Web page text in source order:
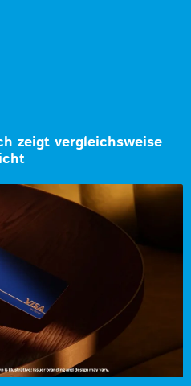
zeigt vergleichsweise